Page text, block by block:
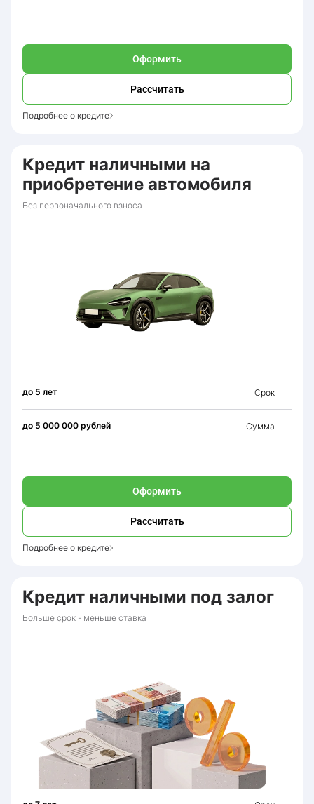
Оформить
Рассчитать
Подробнее о кредите
Кредит наличными на
приобретение автомобиля
Без первоначального взноса
до 5 лет Срок
до 5 000 000 рублей Сумма
Оформить
Рассчитать
Подробнее о кредите
Кредит наличными под залог
Больше срок - меньше ставка